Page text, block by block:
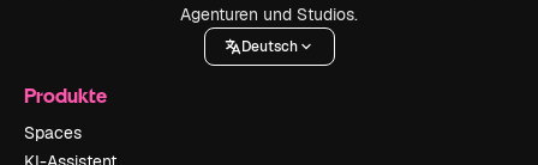
Agenturen und Studios.
Deutsch
Produkte
Spaces